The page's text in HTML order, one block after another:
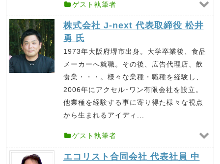
ゲスト執筆者
株式会社 J-next 代表取締役 松井
勇 氏
1973年大阪府堺市出身。大学卒業後、食品
メーカーへ就職。その後、広告代理店、飲
食業・・・。様々な業種・職種を経験し、
2006年にアクセル･ワン有限会社を設立。
他業種を経験する事に寄り得た様々な視点
から生まれるアイディ...
ゲスト執筆者
エコリスト合同会社 代表社員 中